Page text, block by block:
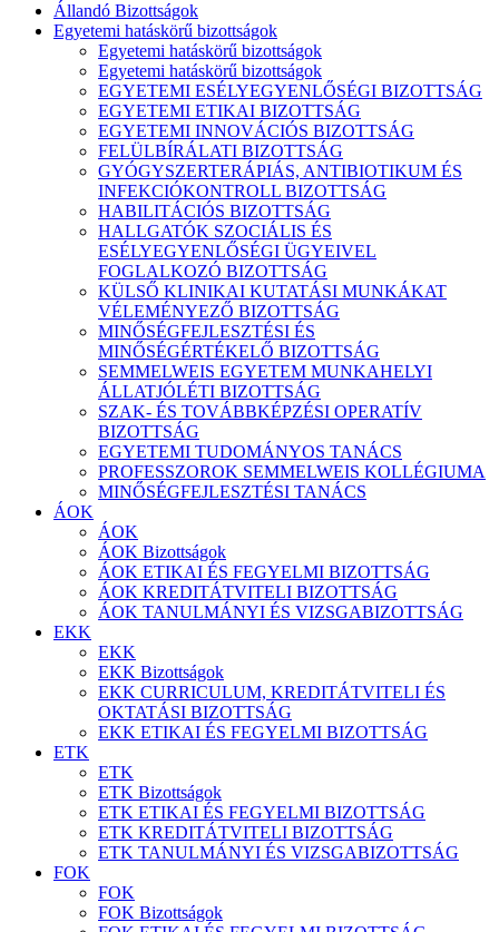
Állandó Bizottságok
Egyetemi hatáskörű bizottságok
Egyetemi hatáskörű bizottságok
Egyetemi hatáskörű bizottságok
EGYETEMI ESÉLYEGYENLŐSÉGI BIZOTTSÁG
EGYETEMI ETIKAI BIZOTTSÁG
EGYETEMI INNOVÁCIÓS BIZOTTSÁG
FELÜLBÍRÁLATI BIZOTTSÁG
GYÓGYSZERTERÁPIÁS, ANTIBIOTIKUM ÉS
INFEKCIÓKONTROLL BIZOTTSÁG
HABILITÁCIÓS BIZOTTSÁG
HALLGATÓK SZOCIÁLIS ÉS
ESÉLYEGYENLŐSÉGI ÜGYEIVEL
FOGLALKOZÓ BIZOTTSÁG
KÜLSŐ KLINIKAI KUTATÁSI MUNKÁKAT
VÉLEMÉNYEZŐ BIZOTTSÁG
MINŐSÉGFEJLESZTÉSI ÉS
MINŐSÉGÉRTÉKELŐ BIZOTTSÁG
SEMMELWEIS EGYETEM MUNKAHELYI
ÁLLATJÓLÉTI BIZOTTSÁG
SZAK- ÉS TOVÁBBKÉPZÉSI OPERATÍV
BIZOTTSÁG
EGYETEMI TUDOMÁNYOS TANÁCS
PROFESSZOROK SEMMELWEIS KOLLÉGIUMA
MINŐSÉGFEJLESZTÉSI TANÁCS
ÁOK
ÁOK
ÁOK Bizottságok
ÁOK ETIKAI ÉS FEGYELMI BIZOTTSÁG
ÁOK KREDITÁTVITELI BIZOTTSÁG
ÁOK TANULMÁNYI ÉS VIZSGABIZOTTSÁG
EKK
EKK
EKK Bizottságok
EKK CURRICULUM, KREDITÁTVITELI ÉS
OKTATÁSI BIZOTTSÁG
EKK ETIKAI ÉS FEGYELMI BIZOTTSÁG
ETK
ETK
ETK Bizottságok
ETK ETIKAI ÉS FEGYELMI BIZOTTSÁG
ETK KREDITÁTVITELI BIZOTTSÁG
ETK TANULMÁNYI ÉS VIZSGABIZOTTSÁG
FOK
FOK
FOK Bizottságok